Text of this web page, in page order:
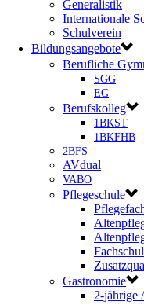
Generalistik
Internationale
Schulverein
Bildungsangebote
Berufliche
SGG
EG
Berufskolleg
1BKST
1BKFHB
2BFS
AVdual
VABO
Pflegeschule
Gastronomie
2-jährige